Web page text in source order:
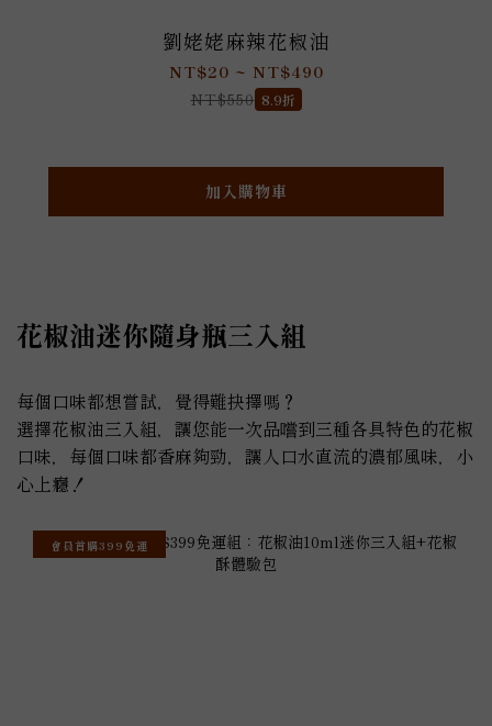
劉姥姥麻辣花椒油
NT$20 ~ NT$490
NT$550 8.9折
加入購物車
花椒油迷你隨身瓶三入組
每個口味都想嘗試，覺得難抉擇嗎？
選擇花椒油三入組，讓您能一次品嚐到三種各具特色的花椒
口味，每個口味都香麻夠勁，讓人口水直流的濃郁風味，小
心上癮！
會員首購399免運